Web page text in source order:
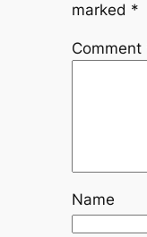
marked *
Comment
Name